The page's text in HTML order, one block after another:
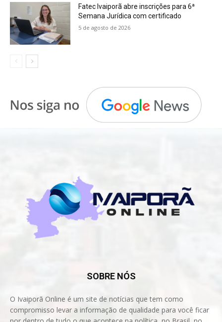
Fatec Ivaiporã abre inscrições para 6ª
Semana Jurídica com certificado
5 de agosto de 2026
SOBRE NÓS
O Ivaiporã Online é um site de notícias que tem como
compromisso levar a informação de qualidade para você ficar